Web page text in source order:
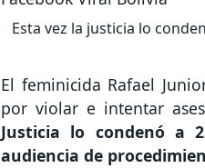
Esta vez la justicia lo
El feminicida Rafael
por violar e intentar
Justicia lo condenó a
audiencia de